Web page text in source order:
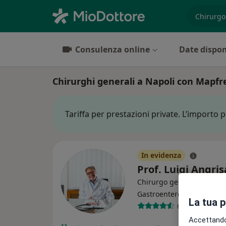
Consulenza online Date
Chirurghi generali a Napoli con
Tariffa per prestazioni private. L’importo
In evidenza
Prof. Luigi
Chirurgo generale,
Gastroenterologo
64 recensioni
La tua